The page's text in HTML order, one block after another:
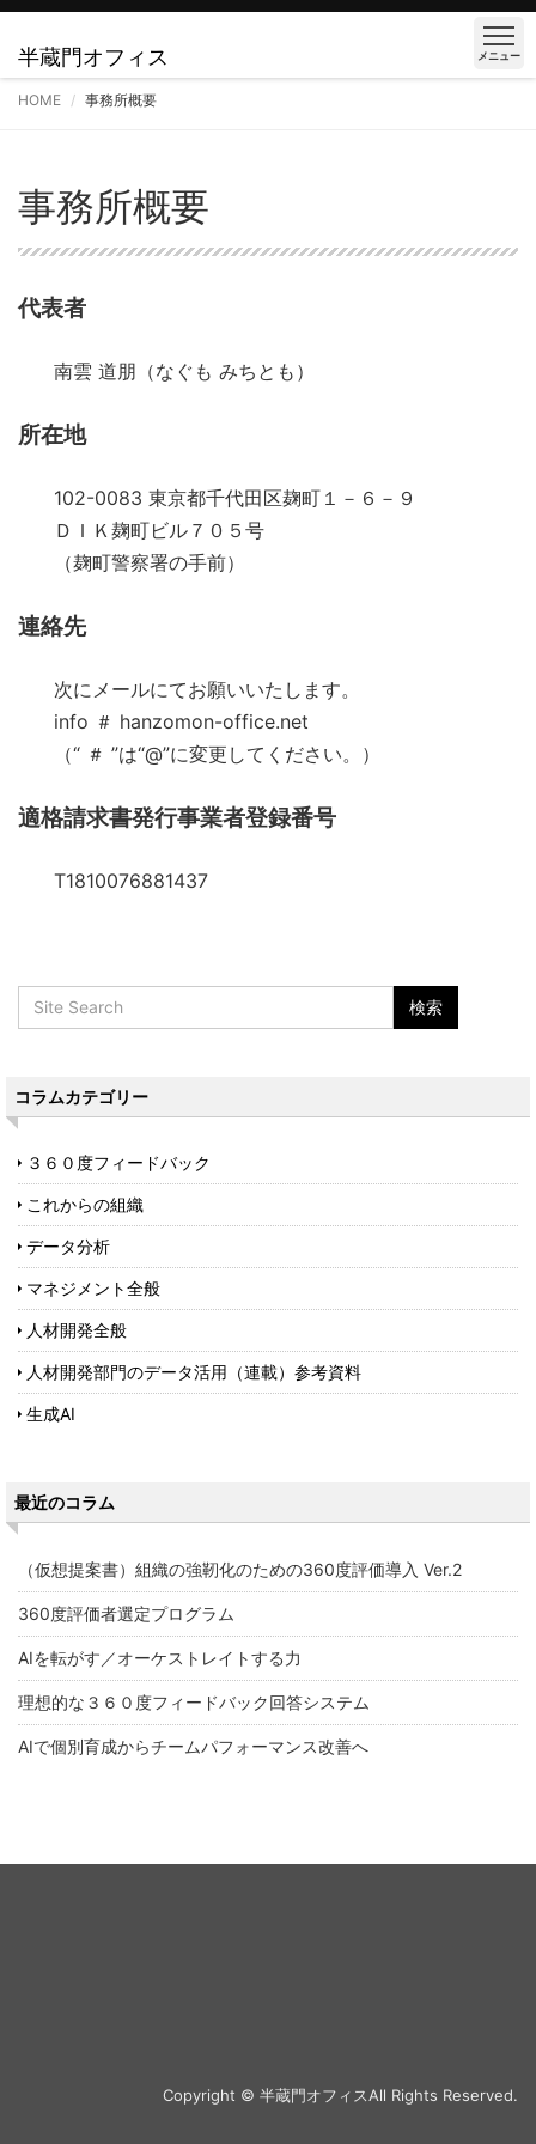
半蔵門オフィス メニュー
HOME 事務所概要
事務所概要
代表者
南雲 道朋（なぐも みちとも）
所在地
102-0083 東京都千代田区麹町１－６－９
ＤＩＫ麹町ビル７０５号
（麹町警察署の手前）
連絡先
次にメールにてお願いいたします。
info ＃ hanzomon-office.net
（“ ＃ ”は“@”に変更してください。）
適格請求書発行事業者登録番号
T1810076881437
コラムカテゴリー
３６０度フィードバック
これからの組織
データ分析
マネジメント全般
人材開発全般
人材開発部門のデータ活用（連載）参考資料
生成AI
最近のコラム
（仮想提案書）組織の強靭化のための360度評価導入 Ver.2
360度評価者選定プログラム
AIを転がす／オーケストレイトする力
理想的な３６０度フィードバック回答システム
AIで個別育成からチームパフォーマンス改善へ
Copyright © 半蔵門オフィスAll Rights Reserved.